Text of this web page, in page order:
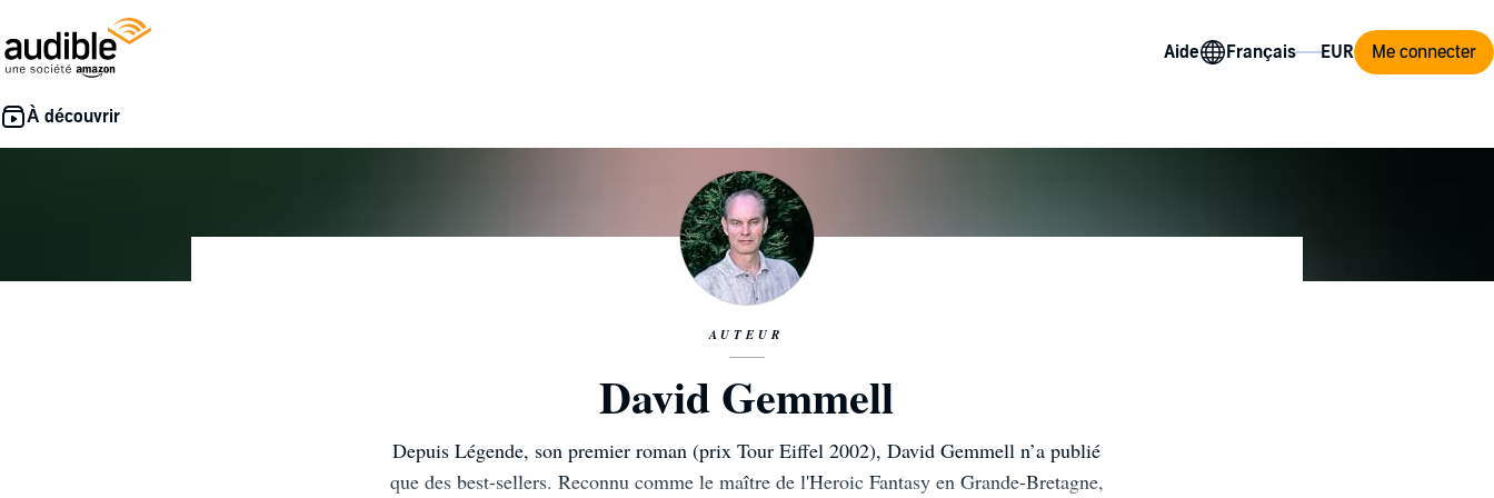
Aide Me connecter
AUTEUR
David Gemmell
Depuis Légende, son premier roman (prix Tour Eiffel 2002), David Gemmell n’a publié
que des best-sellers. Reconnu comme le maître de l'Heroic Fantasy en Grande-Bretagne,